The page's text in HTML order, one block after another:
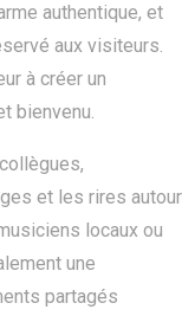
authentique, et
aux visiteurs.
à créer un
bienvenu.
et les rires autour
locaux ou
une
partagés